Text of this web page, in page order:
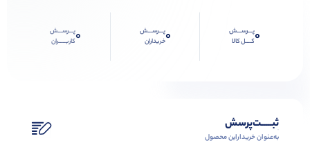
0پـــرســـش
کــــل کالا
0پـــرســـش
خریداران
0پـــرســـش
کاربـــــران
ثبـــــت‌پرسش
به‌عنوان ‌خریدار‌این‌ محصول